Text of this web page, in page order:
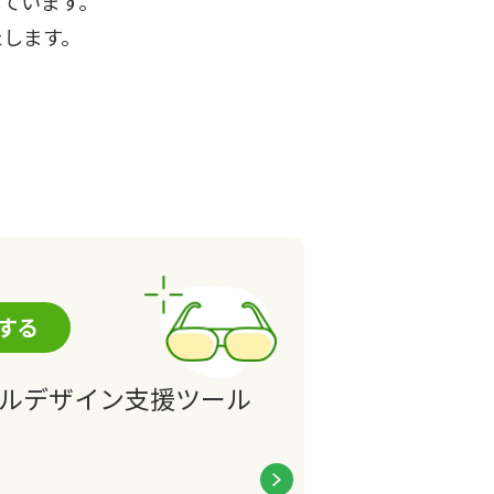
ます。
る
デザイン支援ツール